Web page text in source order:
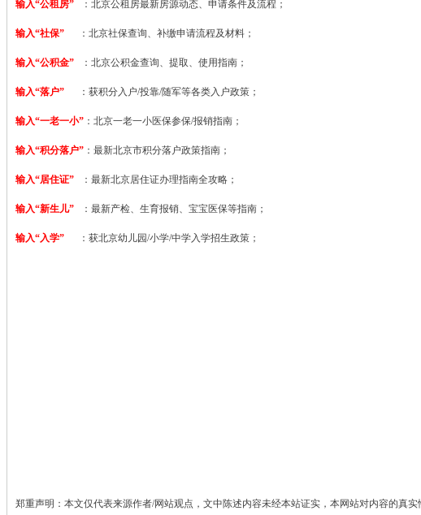
输入“公租房” ：北京公租房最新房源动态、申请条件及流程；
输入“社保” ：北京社保查询、补缴申请流程及材料；
输入“公积金” ：北京公积金查询、提取、使用指南；
输入“落户” ：获积分入户/投靠/随军等各类入户政策；
输入“一老一小” ：北京一老一小医保参保/报销指南；
输入“积分落户” ：最新北京市积分落户政策指南；
输入“居住证” ：最新北京居住证办理指南全攻略；
输入“新生儿” ：最新产检、生育报销、宝宝医保等指南；
输入“入学” ：获北京幼儿园/小学/中学入学招生政策；
郑重声明：本文仅代表来源作者/网站观点，文中陈述内容未经本站证实，本网站对内容的真